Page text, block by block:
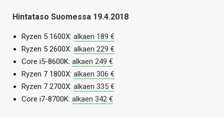
Hintataso Suomessa 19.4.2018
Ryzen 5 1600X: alkaen 189 €
Ryzen 5 2600X: alkaen 229 €
Core i5-8600K: alkaen 249 €
Ryzen 7 1800X: alkaen 306 €
Ryzen 7 2700X: alkaen 335 €
Core i7-8700K: alkaen 342 €